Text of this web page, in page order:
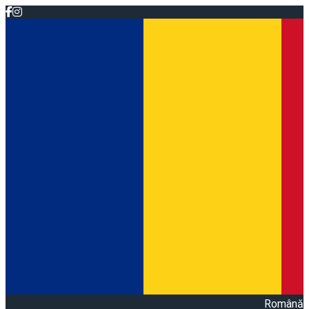
Română